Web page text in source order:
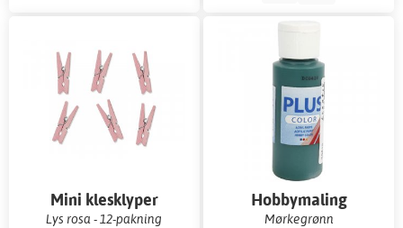
Mini klesklyper
Lys rosa - 12-pakning
Hobbymaling
Mørkegrønn